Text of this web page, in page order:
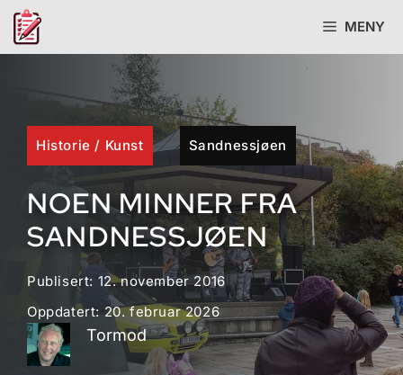
Hopp
MENY
Historie / Kunst Sandnessjøen
NOEN MINNER FRA
SANDNESSJØEN
Publisert: 12. november 2016
Oppdatert: 20. februar 2026
Tormod